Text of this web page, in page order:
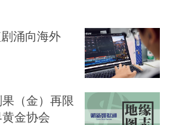
涌向海外
果（金）再限
金协会